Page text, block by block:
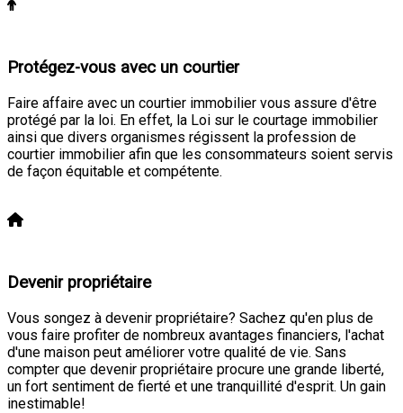
Protégez-vous avec un courtier
Faire affaire avec un courtier immobilier vous assure d'être
protégé par la loi. En effet, la Loi sur le courtage immobilier
ainsi que divers organismes régissent la profession de
courtier immobilier afin que les consommateurs soient servis
de façon équitable et compétente.
Devenir propriétaire
Vous songez à devenir propriétaire? Sachez qu'en plus de
vous faire profiter de nombreux avantages financiers, l'achat
d'une maison peut améliorer votre qualité de vie. Sans
compter que devenir propriétaire procure une grande liberté,
un fort sentiment de fierté et une tranquillité d'esprit. Un gain
inestimable!